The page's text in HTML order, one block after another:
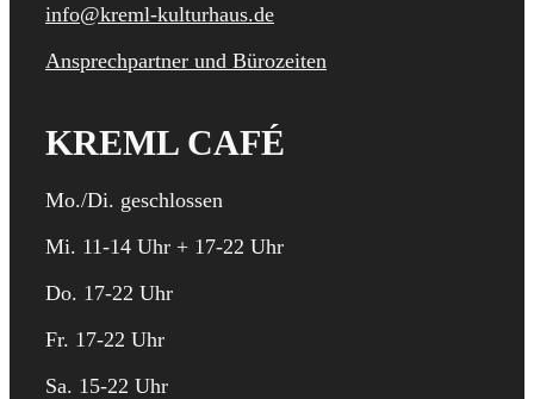
info@kreml-kulturhaus.de
Ansprechpartner und Bürozeiten
KREML CAFÉ
Mo./Di. geschlossen
Mi. 11-14 Uhr + 17-22 Uhr
Do. 17-22 Uhr
Fr. 17-22 Uhr
Sa. 15-22 Uhr